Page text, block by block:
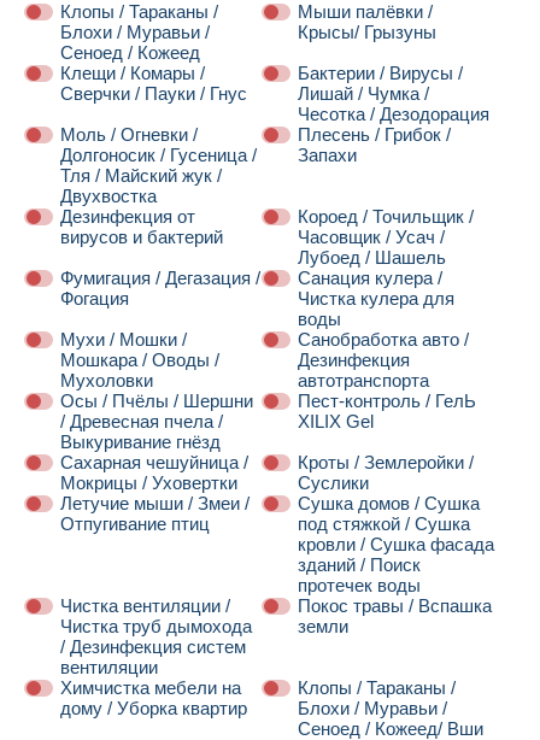
Клопы / Тараканы /
Блохи / Муравьи /
Сеноед / Кожеед
Мыши палёвки /
Крысы/ Грызуны
Клещи / Комары /
Сверчки / Пауки / Гнус
Бактерии / Вирусы /
Лишай / Чумка /
Чесотка / Дезодорация
Моль / Огневки /
Долгоносик / Гусеница /
Тля / Майский жук /
Двухвостка
Плесень / Грибок /
Запахи
Дезинфекция от
вирусов и бактерий
Короед / Точильщик /
Часовщик / Усач /
Лубоед / Шашель
Фумигация / Дегазация /
Фогация
Санация кулера /
Чистка кулера для
воды
Мухи / Мошки /
Мошкара / Оводы /
Мухоловки
Санобработка авто /
Дезинфекция
автотранспорта
Осы / Пчёлы / Шершни
/ Древесная пчела /
Выкуривание гнёзд
Пест-контроль / ГелЬ
XILIX Gel
Сахарная чешуйница /
Мокрицы / Уховертки
Кроты / Землеройки /
Суслики
Летучие мыши / Змеи /
Отпугивание птиц
Сушка домов / Сушка
под стяжкой / Сушка
кровли / Сушка фасада
зданий / Поиск
протечек воды
Чистка вентиляции /
Чистка труб дымохода
/ Дезинфекция систем
вентиляции
Покос травы / Вспашка
земли
Химчистка мебели на
дому / Уборка квартир
Клопы / Тараканы /
Блохи / Муравьи /
Сеноед / Кожеед/ Вши